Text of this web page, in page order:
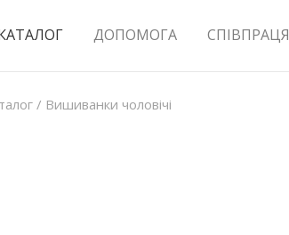
ДОПОМОГА СПІВПРАЦЯ
/ Вишиванки чоловічі